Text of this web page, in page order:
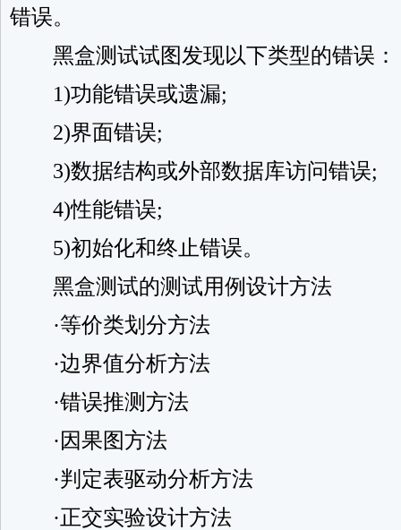
错误。
黑盒测试试图发现以下类型的错误：
1)功能错误或遗漏;
2)界面错误;
3)数据结构或外部数据库访问错误;
4)性能错误;
5)初始化和终止错误。
黑盒测试的测试用例设计方法
·等价类划分方法
·边界值分析方法
·错误推测方法
·因果图方法
·判定表驱动分析方法
·正交实验设计方法